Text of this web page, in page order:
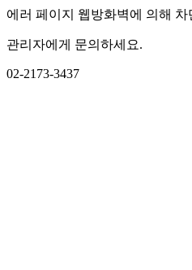
에러 페이지 웹방화벽에 의해 차
관리자에게 문의하세요.
02-2173-3437